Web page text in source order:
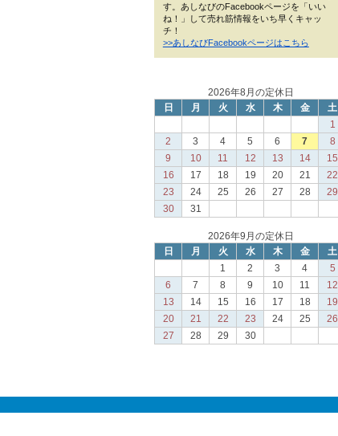
す。あしなびのFacebookページを「いい
ね！」して売れ筋情報をいち早くキャッ
チ！
>>あしなびFacebookページはこちら
2026年8月の定休日
日
月 火 水 木 金
土
1
2
3 4 5 6 7
8
9
10 11 12 13 14
15
16
17 18 19 20 21
22
23
24 25 26 27 28
29
30
31
2026年9月の定休日
日
月 火 水 木 金
土
1
2 3 4
5
6
7 8 9 10 11
12
13
14 15 16 17 18
19
20
21 22 23 24 25
26
27
28 29 30